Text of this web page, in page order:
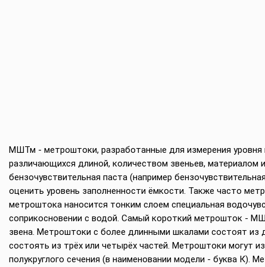
МШТм - метроштоки, разработанные для измерения
различающихся длиной, количеством звеньев, материалом
бензочувствительная паста (например
оценить уровень заполненности ёмкости. Также часто
метроштока наносится тонким слоем специальная
соприкосновении с водой. Самый короткий метрошток -
звена. Метроштоки с более длинными шкалами состоят
состоять из трёх или четырёх частей. Метроштоки могут
полукруглого сечения (в наименовании модели - буква